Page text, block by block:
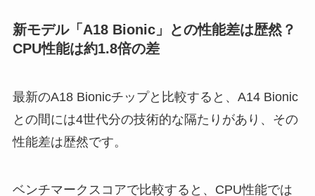
新モデル「A18 Bionic」との性能差は歴然？
CPU性能は約1.8倍の差
最新のA18 Bionicチップと比較すると、A14 Bionic
との間には4世代分の技術的な隔たりがあり、その
性能差は歴然です。
ベンチマークスコアで比較すると、CPU性能では